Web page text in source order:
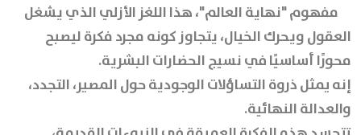
مفهوم"نهاية العالم"، هذا اللغز الأزلي الذي يشغل
العقول ويحرك الخيال، يتجاوز كونه مجرد فكرة ليصبح
محورًا أساسيًا في نسيج الحضارات البشرية.
إنه يمثل ذروة التساؤلات الوجودية حول المصير، التجدد،
والعدالة النهائية.